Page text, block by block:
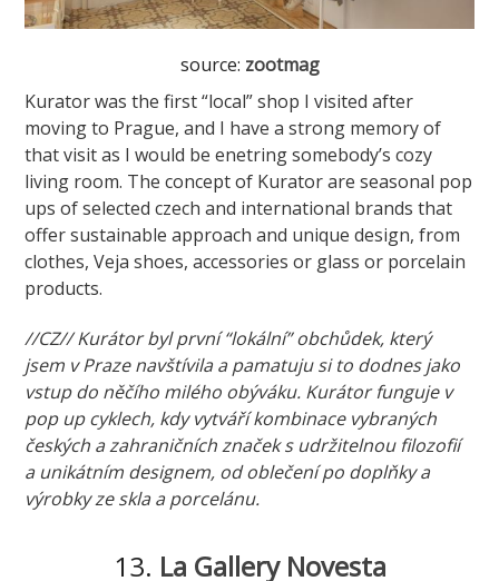
source: zootmag
Kurator was the first “local” shop I visited after
moving to Prague, and I have a strong memory of
that visit as I would be enetring somebody’s cozy
living room. The concept of Kurator are seasonal pop
ups of selected czech and international brands that
offer sustainable approach and unique design, from
clothes, Veja shoes, accessories or glass or porcelain
products.
//CZ// Kurátor byl první “lokální” obchůdek, který
jsem v Praze navštívila a pamatuju si to dodnes jako
vstup do něčího milého obýváku. Kurátor funguje v
pop up cyklech, kdy vytváří kombinace vybraných
českých a zahraničních značek s udržitelnou filozofií
a unikátním designem, od oblečení po doplňky a
výrobky ze skla a porcelánu.
13. La Gallery Novesta